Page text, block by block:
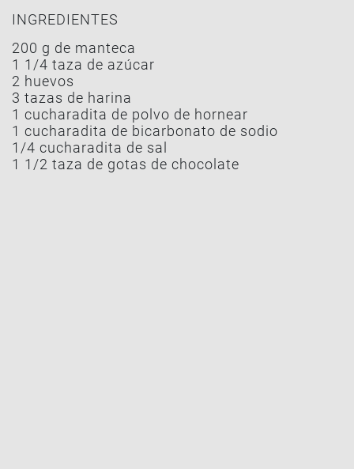
INGREDIENTES
200 g de manteca
1 1/4 taza de azúcar
2 huevos
3 tazas de harina
1 cucharadita de polvo de hornear
1 cucharadita de bicarbonato de sodio
1/4 cucharadita de sal
1 1/2 taza de gotas de chocolate